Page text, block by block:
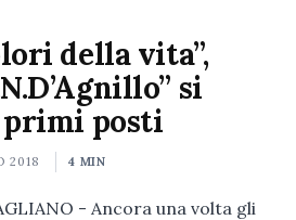
della vita”,
si
posti
2018 4 MIN
- Ancora una volta gli